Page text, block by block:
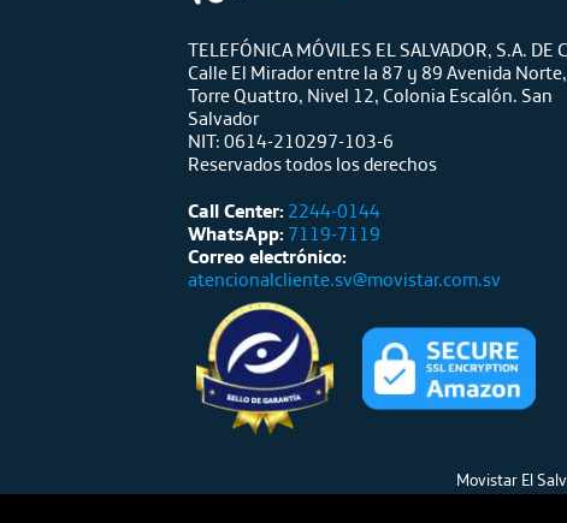
TELEFÓNICA MÓVILES EL SALVADOR, S.A. DE
Calle El Mirador entre la 87 y 89 Avenida Norte,
Torre Quattro, Nivel 12, Colonia Escalón. San
Salvador
NIT: 0614-210297-103-6
Reservados todos los derechos
Call Center: 2244-0144
WhatsApp: 7119-7119
Correo electrónico:
atencionalcliente.sv@movistar.com.sv
Movistar El